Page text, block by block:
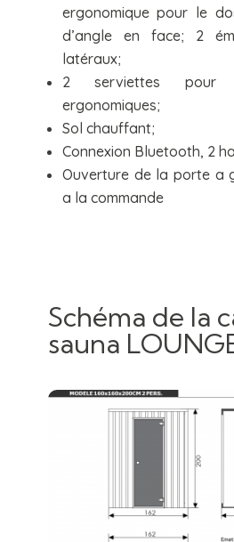
ergonomique pour le
d’angle en face; 2
latéraux;
2 serviettes pour
ergonomiques;
Sol chauffant;
Connexion Bluetooth, 2
Ouverture de la porte a
a la commande
Schéma de la
sauna